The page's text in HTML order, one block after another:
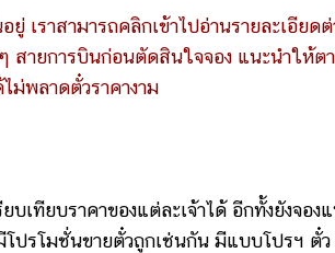
เราสามารถคลิกเข้าไปอ่านรายละเอียดต่
สายการบินก่อนตัดสินใจจอง แนะนำให้ต
ม่พลาดตั๋วราคางาม
ทียบราคาของแต่ละเจ้าได้ อีกทั้งยังจอง
โปรโมชั่นขายตั๋วถูกเช่นกัน มีแบบโปรฯ ตั๋ว